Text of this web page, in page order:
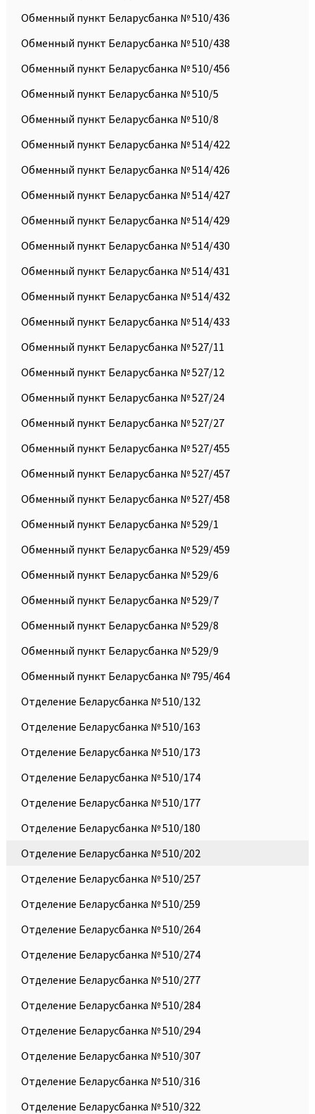
Обменный пункт Беларусбанка № 510/436
Обменный пункт Беларусбанка № 510/438
Обменный пункт Беларусбанка № 510/456
Обменный пункт Беларусбанка № 510/5
Обменный пункт Беларусбанка № 510/8
Обменный пункт Беларусбанка № 514/422
Обменный пункт Беларусбанка № 514/426
Обменный пункт Беларусбанка № 514/427
Обменный пункт Беларусбанка № 514/429
Обменный пункт Беларусбанка № 514/430
Обменный пункт Беларусбанка № 514/431
Обменный пункт Беларусбанка № 514/432
Обменный пункт Беларусбанка № 514/433
Обменный пункт Беларусбанка № 527/11
Обменный пункт Беларусбанка № 527/12
Обменный пункт Беларусбанка № 527/24
Обменный пункт Беларусбанка № 527/27
Обменный пункт Беларусбанка № 527/455
Обменный пункт Беларусбанка № 527/457
Обменный пункт Беларусбанка № 527/458
Обменный пункт Беларусбанка № 529/1
Обменный пункт Беларусбанка № 529/459
Обменный пункт Беларусбанка № 529/6
Обменный пункт Беларусбанка № 529/7
Обменный пункт Беларусбанка № 529/8
Обменный пункт Беларусбанка № 529/9
Обменный пункт Беларусбанка № 795/464
Отделение Беларусбанка № 510/132
Отделение Беларусбанка № 510/163
Отделение Беларусбанка № 510/173
Отделение Беларусбанка № 510/174
Отделение Беларусбанка № 510/177
Отделение Беларусбанка № 510/180
Отделение Беларусбанка № 510/202
Отделение Беларусбанка № 510/257
Отделение Беларусбанка № 510/259
Отделение Беларусбанка № 510/264
Отделение Беларусбанка № 510/274
Отделение Беларусбанка № 510/277
Отделение Беларусбанка № 510/284
Отделение Беларусбанка № 510/294
Отделение Беларусбанка № 510/307
Отделение Беларусбанка № 510/316
Отделение Беларусбанка № 510/322